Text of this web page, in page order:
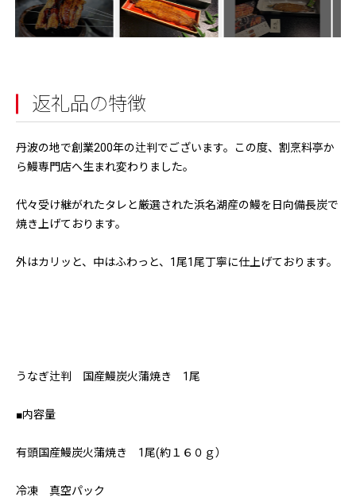
返礼品の特徴
丹波の地で創業200年の辻判でございます。この度、割烹料亭か
ら鰻専門店へ生まれ変わりました。
代々受け継がれたタレと厳選された浜名湖産の鰻を日向備長炭で
焼き上げております。
外はカリッと、中はふわっと、1尾1尾丁寧に仕上げております。
うなぎ辻判 国産鰻炭火蒲焼き 1尾
■内容量
有頭国産鰻炭火蒲焼き 1尾(約１６０ｇ）
冷凍 真空パック